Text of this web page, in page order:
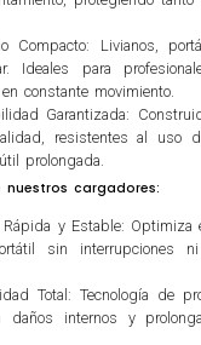
Compacto: Livianos,
Ideales para
constante movimiento.
Garantizada:
resistentes al uso
prolongada.
nuestros cargadores:
Rápida y Estable: Optimiza
sin interrupciones ni
Total: Tecnología de
daños internos y